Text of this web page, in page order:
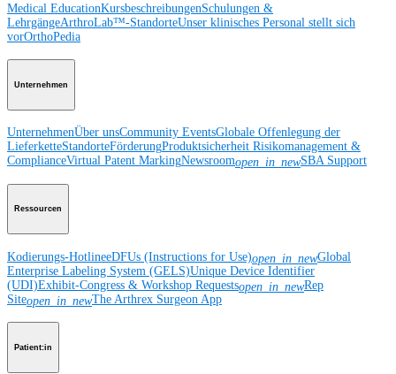
Medical EducationKursbeschreibungenSchulungen &
LehrgängeArthroLab™-StandorteUnser klinisches Personal stellt sich
vorOrthoPedia
Unternehmen
UnternehmenÜber unsCommunity EventsGlobale Offenlegung der
LieferketteStandorteFörderungProduktsicherheit Risikomanagement &
ComplianceVirtual Patent MarkingNewsroomopen_in_newSBA Support
Ressourcen
Kodierungs-HotlineeDFUs (Instructions for Use)open_in_newGlobal
Enterprise Labeling System (GELS)Unique Device Identifier
(UDI)Exhibit-Congress & Workshop Requestsopen_in_newRep
Siteopen_in_newThe Arthrex Surgeon App
Patient:in